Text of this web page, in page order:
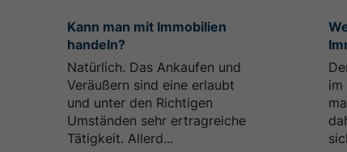
Kann man mit Immobilien
handeln?
Natürlich. Das Ankaufen und
Veräußern sind eine erlaubt
und unter den Richtigen
Umständen sehr ertragreiche
Tätigkeit. Allerd...
im